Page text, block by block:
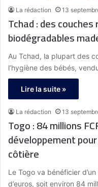
La rédaction 13
Tchad : des
biodégradables
Au Tchad, la plupart des
l’hygiène des bébés,
Lire la suite »
La rédaction 13
Togo : 84 millions
développement
côtière
Le Togo va bénéficier
d’euros, soit environ 84